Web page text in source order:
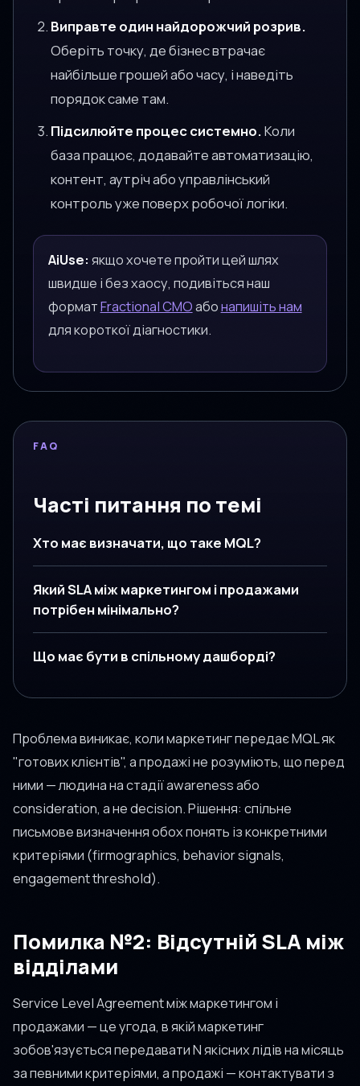
Виправте один найдорожчий розрив.
Оберіть точку, де бізнес втрачає
найбільше грошей або часу, і наведіть
порядок саме там.
Підсилюйте процес системно.Коли
база працює, додавайте автоматизацію,
контент, аутріч або управлінський
контроль уже поверх робочої логіки.
AiUse: якщо хочете пройти цей шлях
швидше і без хаосу, подивіться наш
форматFractional CMOабонапишіть нам
для короткої діагностики.
FAQ
Часті питання по темі
Хто має визначати, що таке MQL?
Який SLA між маркетингом і продажами
потрібен мінімально?
Що має бути в спільному дашборді?
Проблема виникає, коли маркетинг передає MQL як
"готових клієнтів", а продажі не розуміють, що перед
ними — людина на стадії awareness або
consideration, а не decision. Рішення: спільне
письмове визначення обох понять із конкретними
критеріями (firmographics, behavior signals,
engagement threshold).
Помилка №2: Відсутній SLA між
відділами
Service Level Agreement між маркетингом і
продажами — це угода, в якій маркетинг
зобов'язується передавати N якісних лідів на місяць
за певними критеріями, а продажі — контактувати з